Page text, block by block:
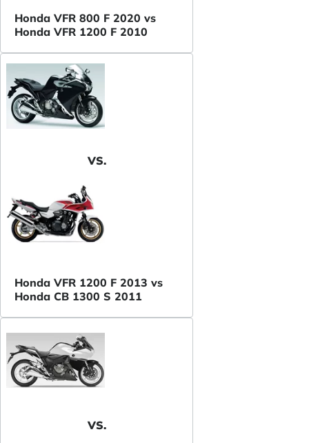
Honda VFR 800 F 2020 vs
Honda VFR 1200 F 2010
VS.
Honda VFR 1200 F 2013 vs
Honda CB 1300 S 2011
VS.